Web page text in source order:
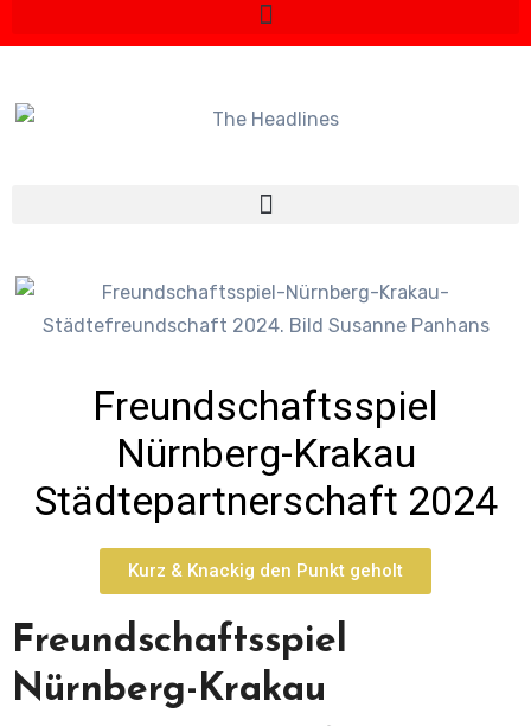
Freundschaftsspiel
Nürnberg-Krakau
Städtepartnerschaft 2024
Kurz & Knackig den Punkt geholt
Freundschaftsspiel
Nürnberg-Krakau